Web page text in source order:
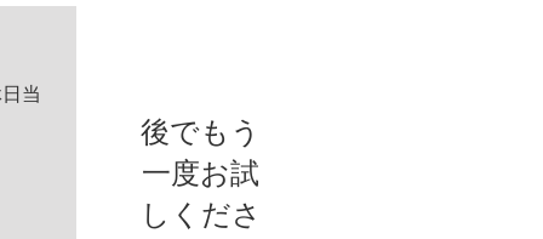
当
後でもう
一度お試
しくださ